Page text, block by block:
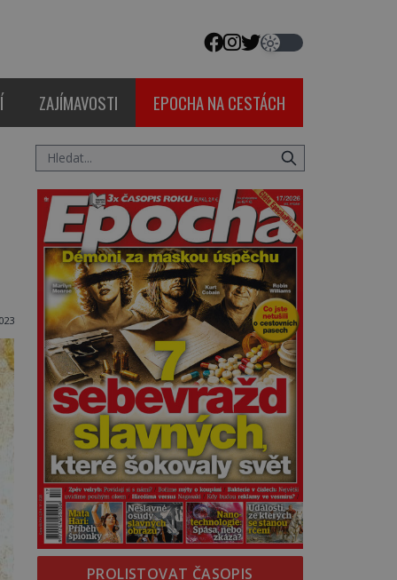
ZAJÍMAVOSTI EPOCHA NA CESTÁCH
PROLISTOVAT ČASOPIS